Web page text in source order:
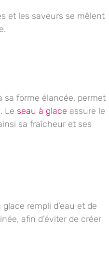
et les saveurs se mêlent
.
sa forme élancée, permet
Le seau à glace assure le
sa fraîcheur et ses
rempli d’eau et de
afin d’éviter de créer